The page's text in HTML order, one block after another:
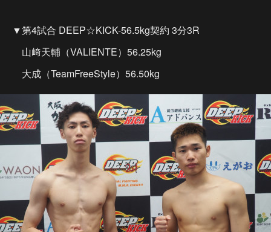
▼第4試合 DEEP☆KICK-56.5kg契約 3分3R
山﨑天輔（VALIENTE）56.25kg
大成（TeamFreeStyle）56.50kg